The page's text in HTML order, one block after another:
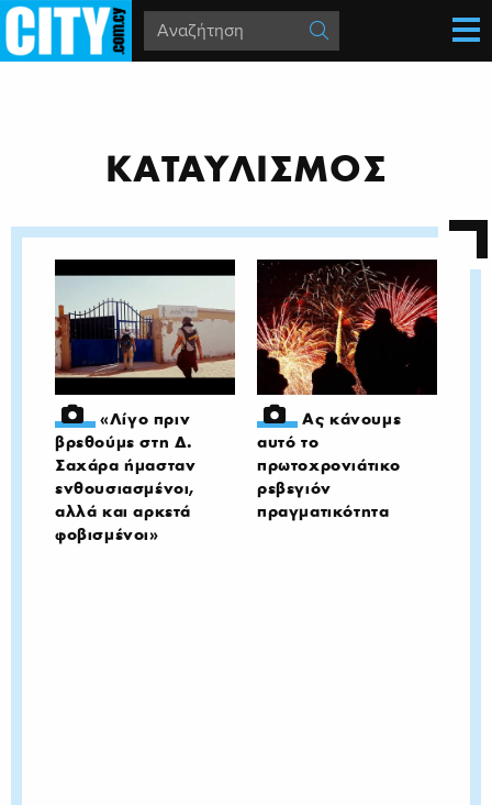
ΚΑΤΑΥΛΙΣΜΟΣ
«Λίγο πριν
βρεθούμε στη Δ.
Σαχάρα ήμασταν
ενθουσιασμένοι,
αλλά και αρκετά
φοβισμένοι»
Ας κάνουμε
αυτό το
πρωτοχρονιάτικο
ρεβεγιόν
πραγματικότητα